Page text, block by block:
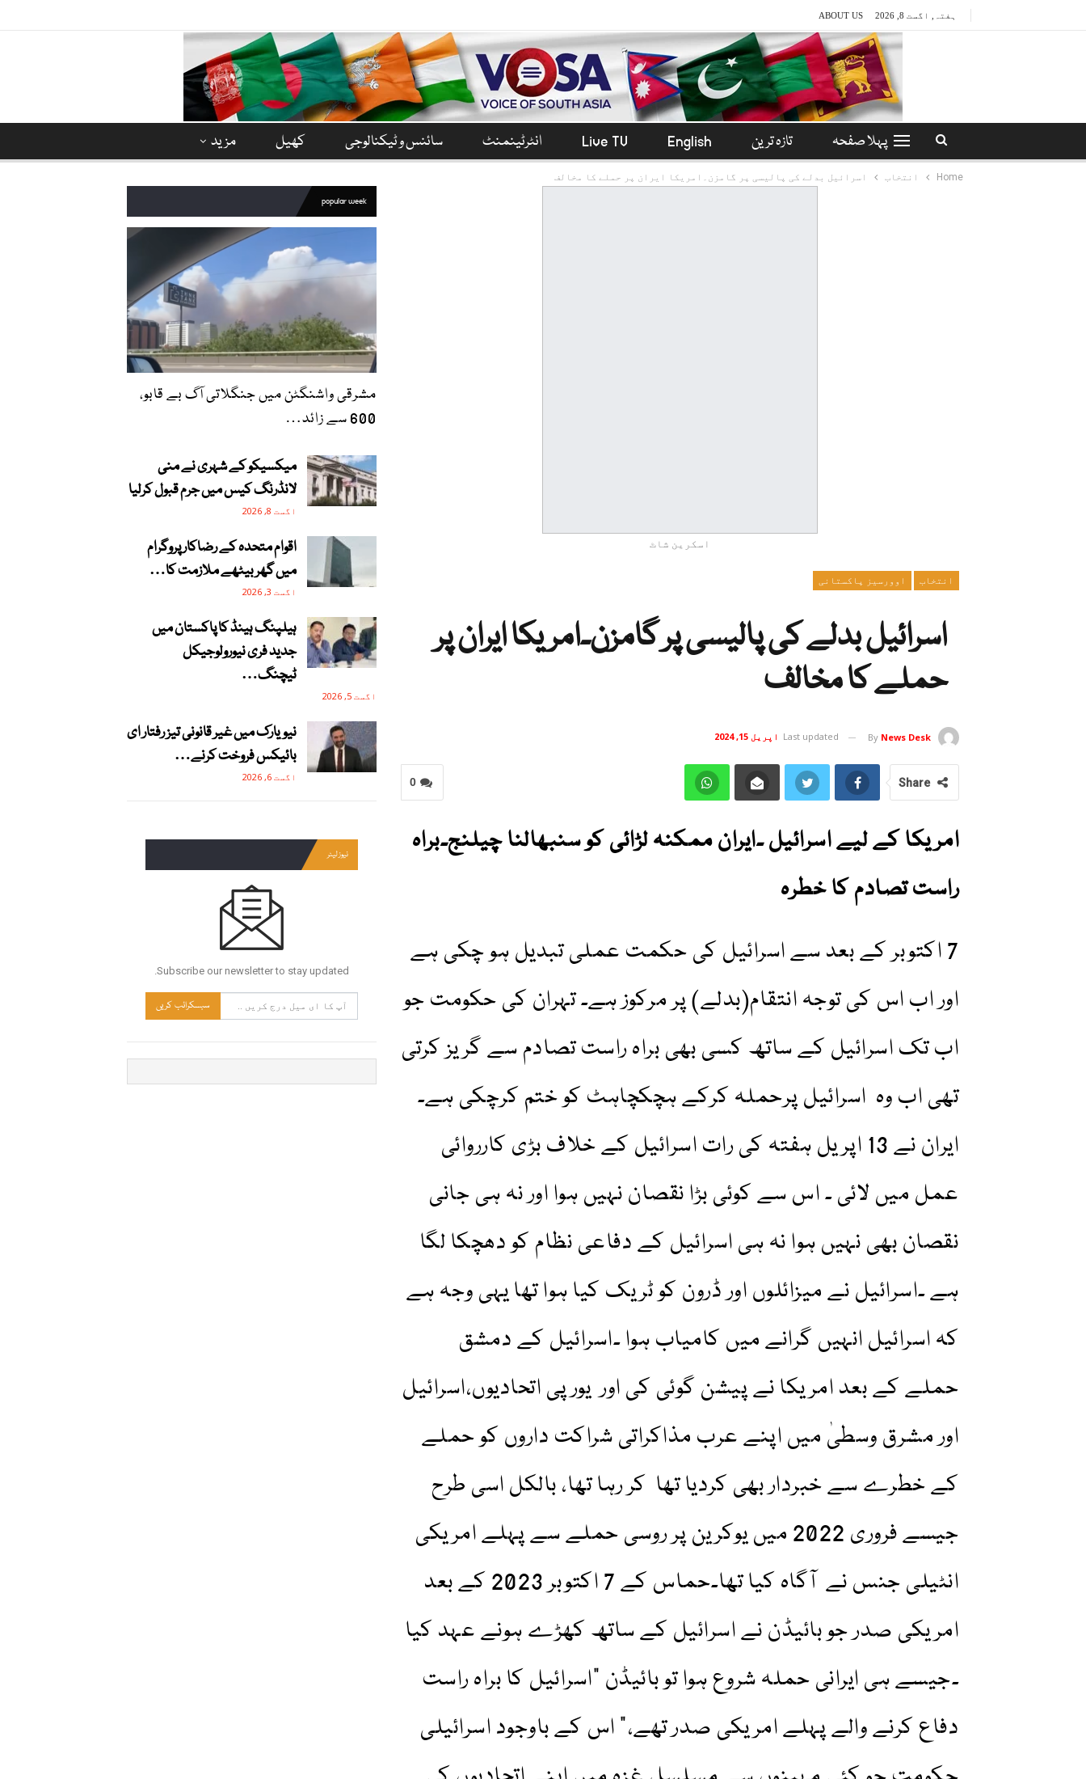
ہفتہ, اگست 8, 2026 ABOUT US
پہلا صفحہ تازہ ترین English
Live TV انٹرٹینمنٹ سائنس و ٹیکنالوجی کھیل مزید
Home انتخاب اسرائیل بدلے کی پالیسی پر گامزن۔امریکا ایران پر حملے کا مخالف
اسکرین شاٹ
انتخاب اوورسیز پاکستانی
اسرائیل بدلے کی پالیسی پر گامزن۔امریکا ایران پر
حملے کا مخالف
By News Desk
Last updated اپریل 15, 2024
0 Share
امریکا کے لیے اسرائیل ۔ایران ممکنہ لڑائی کو سنبھالنا چیلنج۔براہ
راست تصادم کا خطرہ
7 اکتوبر کے بعد سے اسرائیل کی حکمت عملی تبدیل ہو چکی ہے
اور اب اس کی توجہ انتقام(بدلے) پر مرکوز ہے۔ تہران کی حکومت جو
اب تک اسرائیل کے ساتھ کسی بھی براہ راست تصادم سے گریز کرتی
تھی اب وہ اسرائیل پرحملہ کرکے ہچکچاہٹ کو ختم کرچکی ہے۔
ایران نے 13 اپریل ہفتہ کی رات اسرائیل کے خلاف بڑی کارروائی
عمل میں لائی ۔ اس سے کوئی بڑا نقصان نہیں ہوا اور نہ ہی جانی
نقصان بھی نہیں ہوا نہ ہی اسرائیل کے دفاعی نظام کو دھچکا لگا
ہے ۔اسرائیل نے میزائلوں اور ڈرون کو ٹریک کیا ہوا تھا یہی وجہ ہے
کہ اسرائیل انہیں گرانے میں کامیاب ہوا ۔اسرائیل کے دمشق
حملے کے بعد امریکا نے پیشن گوئی کی اور یورپی اتحادیوں،اسرائیل
اور مشرق وسطیٰ میں اپنے عرب مذاکراتی شراکت داروں کو حملے
کے خطرے سے خبردار بھی کردیا تھا کر رہا تھا، بالکل اسی طرح
جیسے فروری 2022 میں یوکرین پر روسی حملے سے پہلے امریکی
انٹیلی جنس نے آگاہ کیا تھا۔حماس کے 7 اکتوبر 2023 کے بعد
امریکی صدر جو بائیڈن نے اسرائیل کے ساتھ کھڑے ہونے عہد کیا
۔جیسے ہی ایرانی حملہ شروع ہوا تو بائیڈن "اسرائیل کا براہ راست
دفاع کرنے والے پہلے امریکی صدر تھے،” اس کے باوجود اسرائیلی
popular week
مشرقی واشنگٹن میں جنگلاتی آگ بے قابو،
600 سے زائد…
میکسیکو کے شہری نے منی
لانڈرنگ کیس میں جرم قبول کرلیا
اگست 8, 2026
اقوام متحدہ کے رضاکار پروگرام
میں گھر بیٹھے ملازمت کا…
اگست 3, 2026
ہیلپنگ ہینڈ کا پاکستان میں
جدید فری نیورولوجیکل
ٹیچنگ…
اگست 5, 2026
نیویارک میں غیر قانونی تیز رفتار ای
بائیکس فروخت کرنے…
اگست 6, 2026
نیوز لیٹر
Subscribe our newsletter to stay updated.
سبسکرائب کریں